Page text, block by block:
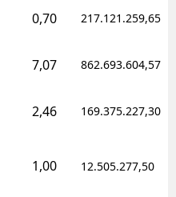
0,70 217.121.259,65
7,07 862.693.604,57
2,46 169.375.227,30
1,00 12.505.277,50